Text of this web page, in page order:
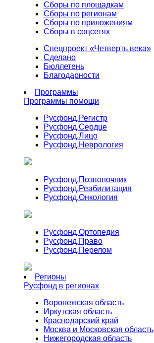
Сборы по площадкам
Сборы по регионам
Сборы по приложениям
Сборы в соцсетях
Спецпроект «Четверть века»
Сделано
Бюллетень
Благодарности
Программы
Программы помощи
Русфонд.Регистр
Русфонд.Сердце
Русфонд.Лицо
Русфонд.Неврология
Русфонд.Позвоночник
Русфонд.Реабилитация
Русфонд.Онкология
Русфонд.Ортопедия
Русфонд.Право
Русфонд.Перелом
Регионы
Русфонд в регионах
Воронежская область
Иркутская область
Краснодарский край
Москва и Московская область
Нижегородская область